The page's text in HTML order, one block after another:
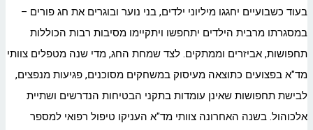
בעוד כשבועיים יחגגו מיליוני ילדים, בני נוער ובוגרים את חג פורים –
במסגרתו מרבית הילדים יתחפשו ויתקיימו מסיבות רבות הכוללות
תחפושות, אביזרים וממתקים. לצד שמחת החג, מדי שנה מטפלים צוותי
מד"א בפצועים כתוצאה מעיסוק במשחקים מסוכנים, פגיעות מנפצים,
לבישת תחפושות שאינן עומדות בתקני הבטיחות הנדרשים ושתיית
אלכוהול. בשנה האחרונה צוותי מד"א העניקו טיפול רפואי למספר